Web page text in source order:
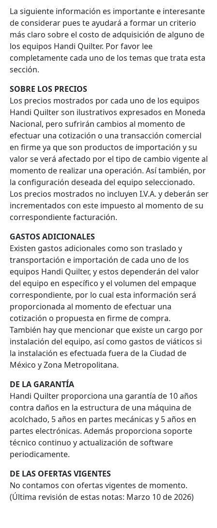
La siguiente información es importante e interesante
de considerar pues te ayudará a formar un criterio
más claro sobre el costo de adquisición de alguno de
los equipos Handi Quilter. Por favor lee
completamente cada uno de los temas que trata esta
sección.
SOBRE LOS PRECIOS
Los precios mostrados por cada uno de los equipos
Handi Quilter son ilustrativos expresados en Moneda
Nacional, pero sufrirán cambios al momento de
efectuar una cotización o una transacción comercial
en firme ya que son productos de importación y su
valor se verá afectado por el tipo de cambio vigente al
momento de realizar una operación. Así también, por
la configuración deseada del equipo seleccionado.
Los precios mostrados no incluyen I.V.A. y deberán ser
incrementados con este impuesto al momento de su
correspondiente facturación.
GASTOS ADICIONALES
Existen gastos adicionales como son traslado y
transportación e importación de cada uno de los
equipos Handi Quilter, y estos dependerán del valor
del equipo en específico y el volumen del empaque
correspondiente, por lo cual esta información será
proporcionada al momento de efectuar una
cotización o propuesta en firme de compra.
También hay que mencionar que existe un cargo por
instalación del equipo, así como gastos de viáticos si
la instalación es efectuada fuera de la Ciudad de
México y Zona Metropolitana.
DE LA GARANTÍA
Handi Quilter proporciona una garantía de 10 años
contra daños en la estructura de una máquina de
acolchado, 5 años en partes mecánicas y 5 años en
partes electrónicas. Además proporciona soporte
técnico continuo y actualización de software
periodicamente.
DE LAS OFERTAS VIGENTES
No contamos con ofertas vigentes de momento.
(Última revisión de estas notas: Marzo 10 de 2026)